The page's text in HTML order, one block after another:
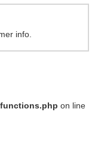
info.
on line